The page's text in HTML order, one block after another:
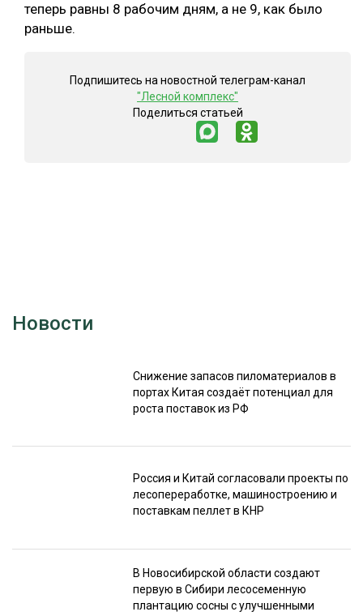
теперь равны 8 рабочим дням, а не 9, как было
раньше.
Подпишитесь на новостной телеграм-канал
"Лесной комплекс"
Поделиться статьей
Новости
Снижение запасов пиломатериалов в
портах Китая создаёт потенциал для
роста поставок из РФ
Россия и Китай согласовали проекты по
лесопереработке, машиностроению и
поставкам пеллет в КНР
В Новосибирской области создают
первую в Сибири лесосеменную
плантацию сосны с улучшенными